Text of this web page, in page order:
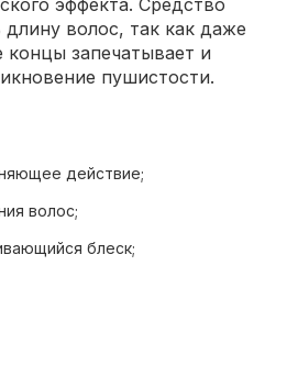
длину волос, так как даже
концы запечатывает и
пушистости.
действие;
волос;
блеск;